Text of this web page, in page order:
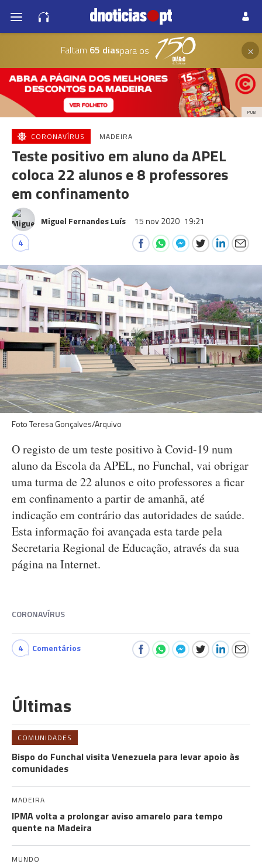
Faltam 65 diaspara os ×
PUB
CORONAVÍRUS MADEIRA
Teste positivo em aluno da APEL
coloca 22 alunos e 8 professores
em confinamento
Miguel Fernandes Luís 15 nov 2020 19:21
4
Foto Teresa Gonçalves/Arquivo
O registo de um teste positivo à Covid-19 num
aluno da Escola da APEL, no Funchal, vai obrigar
uma turma de 22 alunos e oito professores a ficar
em confinamento a partir de amanhã, até
indicação em contrário das autoridades de saúde.
Esta informação foi avançada esta tarde pela
Secretaria Regional de Educação, através da sua
página na Internet.
CORONAVÍRUS
4 Comentários
Últimas
COMUNIDADES
Bispo do Funchal visita Venezuela para levar apoio às
comunidades
MADEIRA
IPMA volta a prolongar aviso amarelo para tempo
quente na Madeira
MUNDO